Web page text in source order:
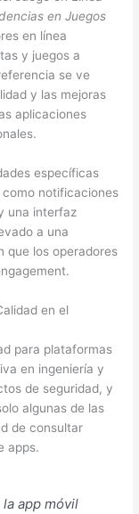
en Juegos
en línea
y juegos a
se ve
y las mejoras
aplicaciones
específicas
notificaciones
una interfaz
a una
que los operadores
en el
para plataformas
en ingeniería y
de seguridad, y
algunas de las
de consultar
apps.
app móvil